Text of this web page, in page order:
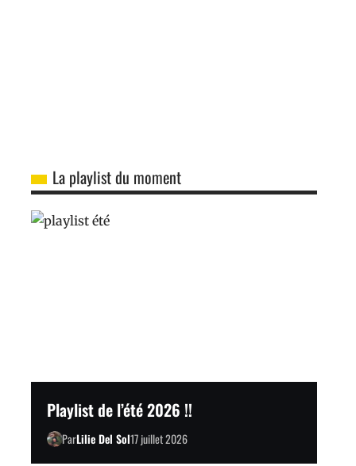
La playlist du moment
Playlist de l’été 2026 !!
ParLilie Del Sol17 juillet 2026